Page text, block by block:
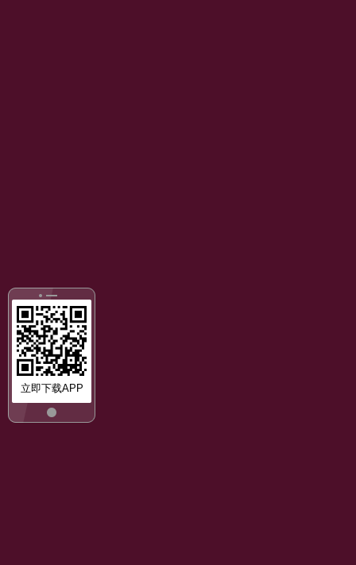
立即下载APP